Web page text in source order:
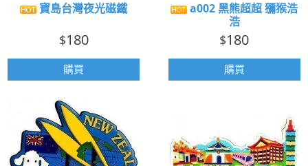
寶島台灣夜光磁鐵
$180
購買
a002 黑熊超超 獼猴浩
浩
$180
購買